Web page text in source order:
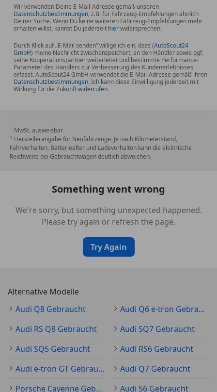
*Quattro mit selbstsperrendem Mittendifferenzial
*48-Volt-Bordnetz
*AdBlue-Tank (24 Liter)
*Audi music interface
*Dachkantenspoiler inklusive 3. Bremsleuchte
*Kraftstoffbehälter (85 Liter)
Fahrzeugsteuerung
*Bedientasten schwarz matt
*Scheibenbremsen vorne/hinten
*Dachhimmel in Stoff schwarz
*Außenspiegelgehäuse in Aluminiumoptik
Wir verwenden Deine E-Mail-Adresse gemäß unseren
Datenschutzbestimmungen, z.B. für Fahrzeug-Empfehlungen ähnlich
Deiner Suche. Wenn Du keine weiteren Fahrzeug-Empfehlungen mehr
erhalten willst, kannst Du jederzeit hierwidersprechen.
Durch Klick auf „E-Mail senden“ willige ich ein, dass (AutoScout24
GmbH) meine Nachricht zwischenspeichert, an den Händler sowie ggf.
seine Kooperationspartner weiterleitet und bestimmte Performance-
Parameter des Händlers zur Verbesserung des Kundenerlebnisses
erfasst. AutoScout24 GmbH verwendet die E-Mail-Adresse gemäß ihren
Datenschutzbestimmungen. Ich kann diese Einwilligung jederzeit mit
Wirkung für die Zukunftwiderrufen.
MwSt. ausweisbar
Herstellerangabe für Neufahrzeuge. Je nach Kilometerstand,
Fahrverhalten, Batteriealter und Ladeverhalten kann die elektrische
Reichweite bei Gebrauchtwagen deutlich abweichen.
Something went wrong
We're sorry, but something unexpected happened.
Please try again or refresh the page.
Try Again
Alternative Modelle
Audi Q8 Gebraucht
Audi Q6 e-tron Gebraucht
Audi RS Q8 Gebraucht
Audi SQ7 Gebraucht
Audi SQ5 Gebraucht
Audi RS6 Gebraucht
Audi e-tron GT Gebraucht
Audi Q7 Gebraucht
Porsche Cayenne Gebraucht
Audi S6 Gebraucht